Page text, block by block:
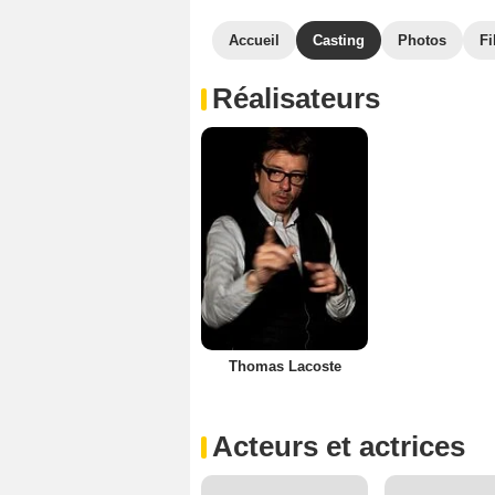
Accueil Casting Photos
Réalisateurs
Thomas Lacoste
Acteurs et actrices